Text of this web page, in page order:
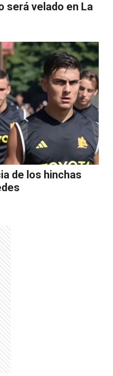
será velado en La
de los hinchas